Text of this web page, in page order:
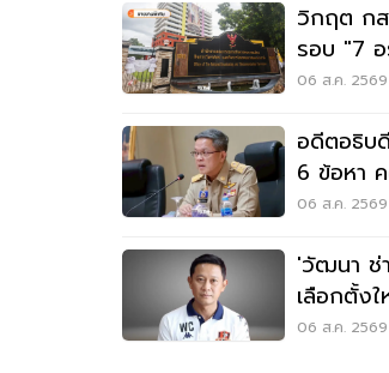
วิกฤต ก
รอบ "7
ใครยอม
06 ส.ค.
อดีตอธิบ
6 ข้อหา
06 ส.ค.
'วัฒนา ช่
เลือกตั้ง
06 ส.ค.